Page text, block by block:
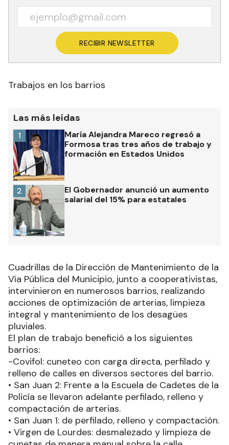
RECIBIR NEWSLETTER
Trabajos en los barrios
Las más leídas
María Alejandra Mareco regresó a
Formosa tras tres años de trabajo y
formación en Estados Unidos
1
El Gobernador anunció un aumento
salarial del 15% para estatales
2
Cuadrillas de la Dirección de Mantenimiento de la
Vía Pública del Municipio, junto a cooperativistas,
intervinieron en numerosos barrios, realizando
acciones de optimización de arterias, limpieza
integral y mantenimiento de los desagües
pluviales.
El plan de trabajo benefició a los siguientes
barrios:
-Covifol: cuneteo con carga directa, perfilado y
relleno de calles en diversos sectores del barrio.
• San Juan 2: Frente a la Escuela de Cadetes de la
Policía se llevaron adelante perfilado, relleno y
compactación de arterias.
• San Juan 1: de perfilado, relleno y compactación.
• Virgen de Lourdes: desmalezado y limpieza de